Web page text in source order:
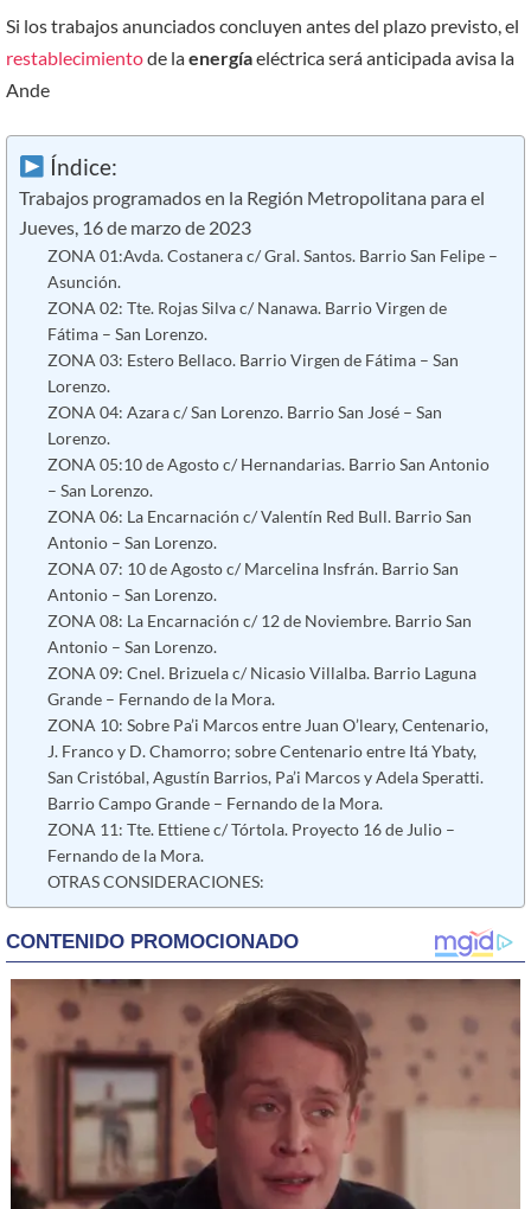
Si los trabajos anunciados concluyen antes del plazo previsto, el
restablecimientode laenergíaeléctrica será anticipada avisa la
Ande
Índice:
Trabajos programados en la Región Metropolitana para el
Jueves, 16 de marzo de 2023
ZONA 01:Avda. Costanera c/ Gral. Santos. Barrio San Felipe –
Asunción.
ZONA 02: Tte. Rojas Silva c/ Nanawa. Barrio Virgen de
Fátima – San Lorenzo.
ZONA 03: Estero Bellaco. Barrio Virgen de Fátima – San
Lorenzo.
ZONA 04: Azara c/ San Lorenzo. Barrio San José – San
Lorenzo.
ZONA 05:10 de Agosto c/ Hernandarias. Barrio San Antonio
– San Lorenzo.
ZONA 06: La Encarnación c/ Valentín Red Bull. Barrio San
Antonio – San Lorenzo.
ZONA 07: 10 de Agosto c/ Marcelina Insfrán. Barrio San
Antonio – San Lorenzo.
ZONA 08: La Encarnación c/ 12 de Noviembre. Barrio San
Antonio – San Lorenzo.
ZONA 09: Cnel. Brizuela c/ Nicasio Villalba. Barrio Laguna
Grande – Fernando de la Mora.
ZONA 10: Sobre Pa’i Marcos entre Juan O’leary, Centenario,
J. Franco y D. Chamorro; sobre Centenario entre Itá Ybaty,
San Cristóbal, Agustín Barrios, Pa’i Marcos y Adela Speratti.
Barrio Campo Grande – Fernando de la Mora.
ZONA 11: Tte. Ettiene c/ Tórtola. Proyecto 16 de Julio –
Fernando de la Mora.
OTRAS CONSIDERACIONES: